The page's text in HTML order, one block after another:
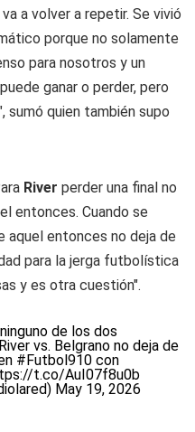
a volver a repetir. Se vivió
porque no solamente
para nosotros y un
ganar o perder, pero
sumó quien también supo
River perder una final no
entonces. Cuando se
aquel entonces no deja de
para la jerga futbolística
y es otra cuestión".
de los dos
vs. Belgrano no deja de
#Futbol910 con
t.co/AuI07f8u0b
May 19, 2026